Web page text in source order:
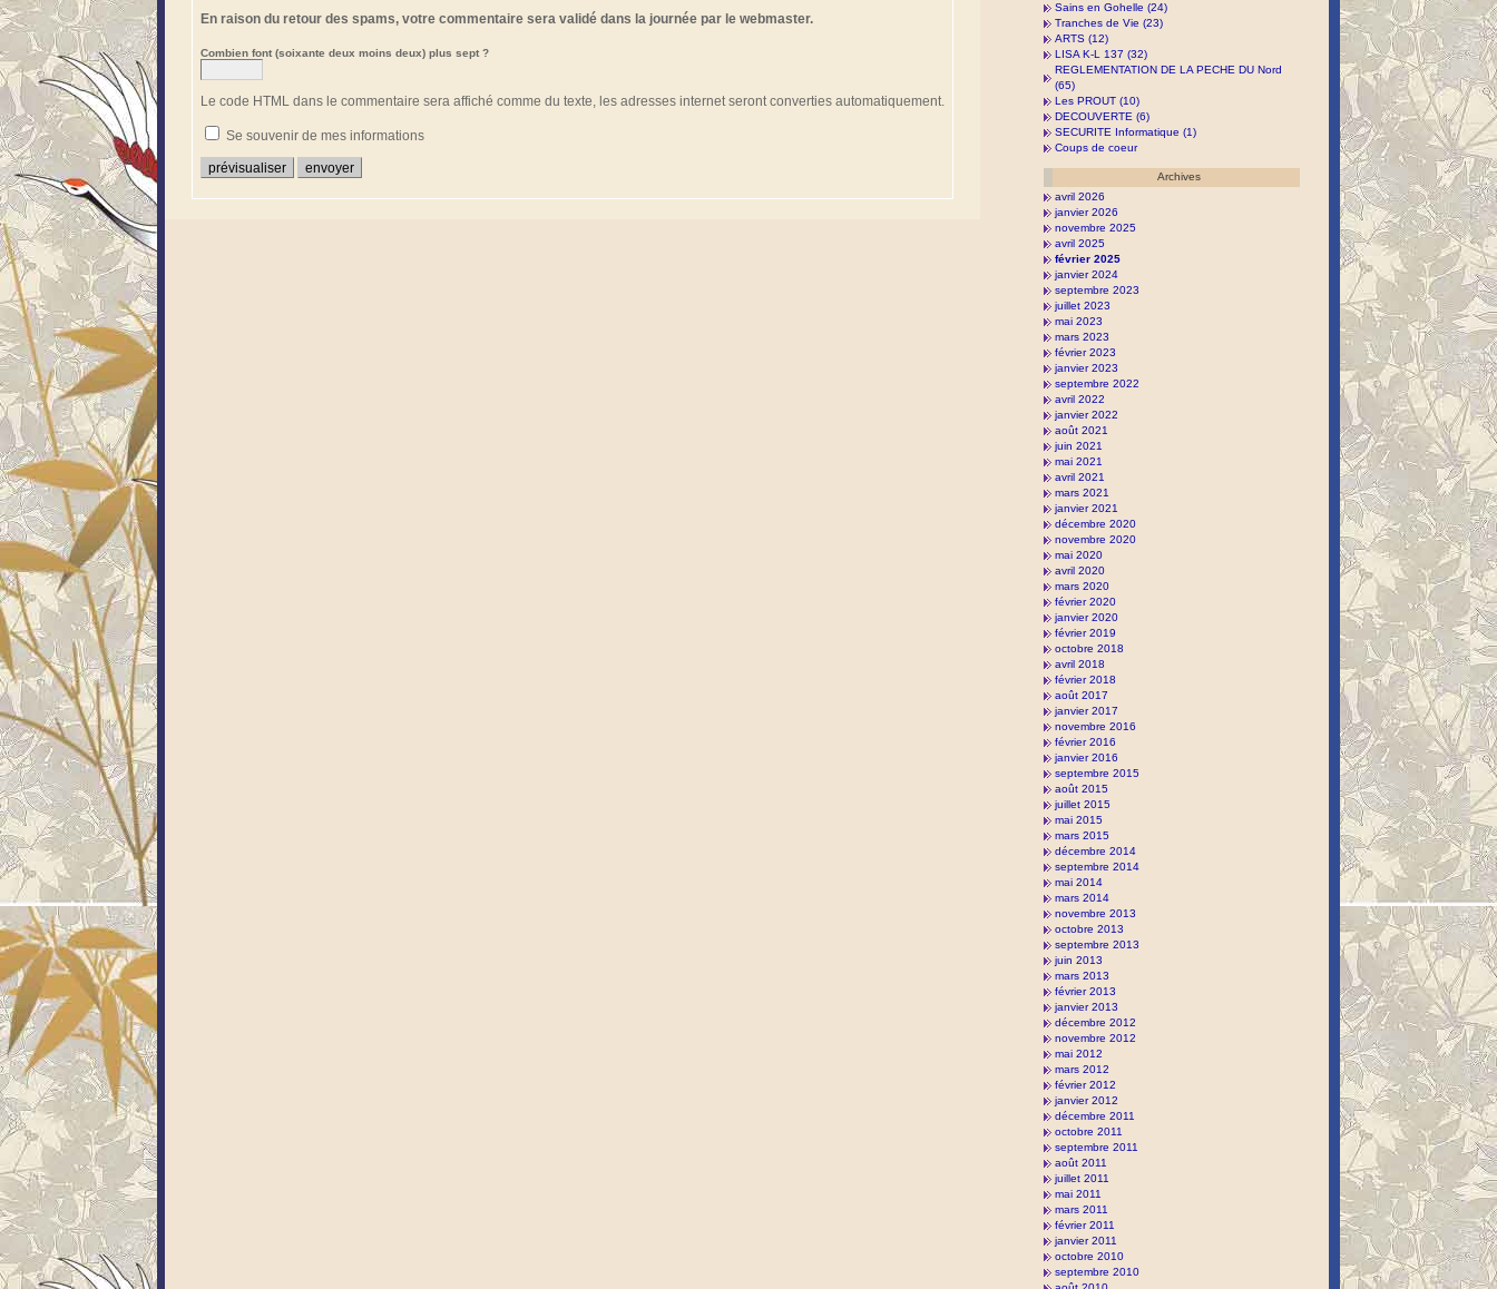
En raison du retour des spams, votre commentaire sera validé dans la journée par le webmaster.
Combien font (soixante deux moins deux) plus sept ?
Le code HTML dans le commentaire sera affiché comme du texte, les adresses internet seront converties automatiquement.
Se souvenir de mes informations
Sains en Gohelle (24)
Tranches de Vie (23)
ARTS (12)
LISA K-L 137 (32)
REGLEMENTATION DE LA PECHE DU Nord
(65)
Les PROUT (10)
DECOUVERTE (6)
SECURITE Informatique (1)
Coups de coeur
Archives
avril 2026
janvier 2026
novembre 2025
avril 2025
février 2025
janvier 2024
septembre 2023
juillet 2023
mai 2023
mars 2023
février 2023
janvier 2023
septembre 2022
avril 2022
janvier 2022
août 2021
juin 2021
mai 2021
avril 2021
mars 2021
janvier 2021
décembre 2020
novembre 2020
mai 2020
avril 2020
mars 2020
février 2020
janvier 2020
février 2019
octobre 2018
avril 2018
février 2018
août 2017
janvier 2017
novembre 2016
février 2016
janvier 2016
septembre 2015
août 2015
juillet 2015
mai 2015
mars 2015
décembre 2014
septembre 2014
mai 2014
mars 2014
novembre 2013
octobre 2013
septembre 2013
juin 2013
mars 2013
février 2013
janvier 2013
décembre 2012
novembre 2012
mai 2012
mars 2012
février 2012
janvier 2012
décembre 2011
octobre 2011
septembre 2011
août 2011
juillet 2011
mai 2011
mars 2011
février 2011
janvier 2011
octobre 2010
septembre 2010